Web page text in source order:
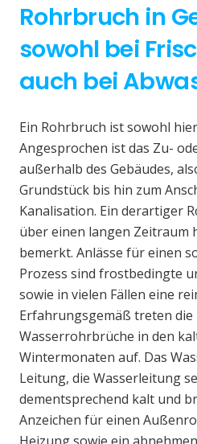
Rohrbruch in
sowohl bei
auch bei
Ein Rohrbruch ist sowohl
Angesprochen ist das Zu-
außerhalb des Gebäudes,
Grundstück bis hin zum
Kanalisation. Ein derartiger
über einen langen Zeitraum
bemerkt. Anlässe für einen
Prozess sind frostbedingte
sowie in vielen Fällen eine
Erfahrungsgemäß treten die
Wasserrohrbrüche in den
Wintermonaten auf. Das
Leitung, die Wasserleitung
dementsprechend kalt und
Anzeichen für einen